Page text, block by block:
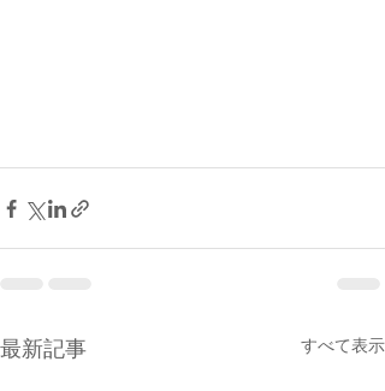
最新記事 すべて表示